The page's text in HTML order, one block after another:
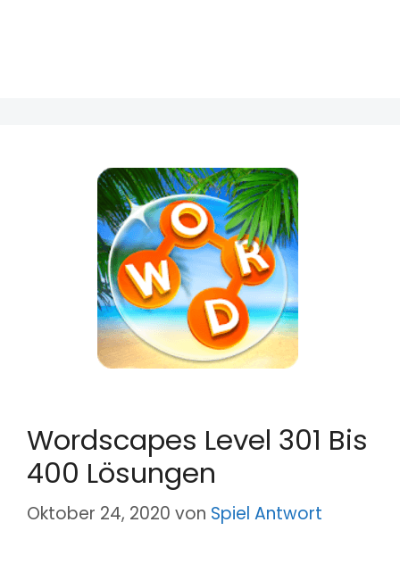
Wordscapes Level 301 Bis
400 Lösungen
Oktober 24, 2020 von Spiel Antwort